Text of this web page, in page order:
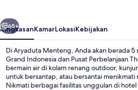
Berikutnya
65+
RingkasanKamarLokasiKebijakan
Di Aryaduta Menteng, Anda akan berada
Grand Indonesia dan Pusat Perbelanjaan
bermain air di kolam renang outdoor,
untuk bersantap, atau bersantai
Nikmati berbagai fasilitas unggulan di